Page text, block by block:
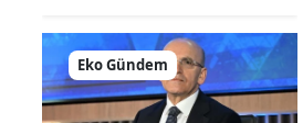
Eko Gündem